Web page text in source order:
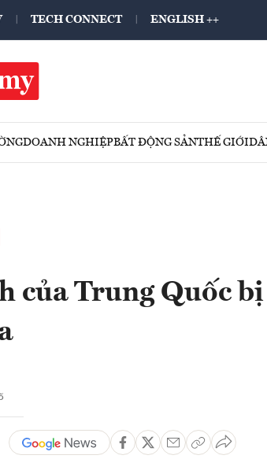
TECH CONNECT ENGLISH ++
DOANH NGHIỆPBẤT ĐỘNG SẢNTHẾ GIỚI
của Trung Quốc bị